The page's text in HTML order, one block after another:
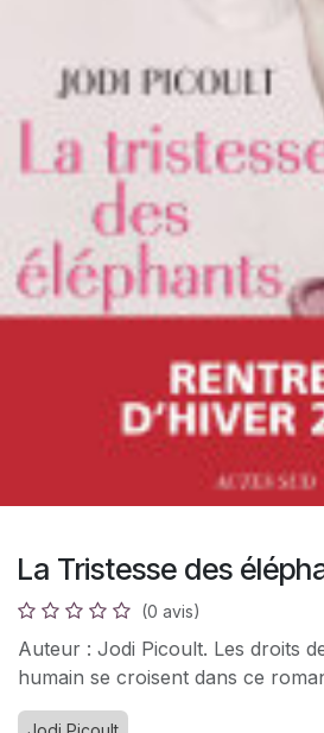
La Tristesse des
(0 avis)
Auteur : Jodi Picoult. Les droits
humain se croisent dans ce